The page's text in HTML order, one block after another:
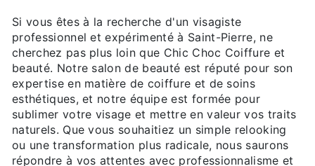
Si vous êtes à la recherche d'un visagiste
professionnel et expérimenté à Saint-Pierre, ne
cherchez pas plus loin que Chic Choc Coiffure et
beauté. Notre salon de beauté est réputé pour son
expertise en matière de coiffure et de soins
esthétiques, et notre équipe est formée pour
sublimer votre visage et mettre en valeur vos traits
naturels. Que vous souhaitiez un simple relooking
ou une transformation plus radicale, nous saurons
répondre à vos attentes avec professionnalisme et